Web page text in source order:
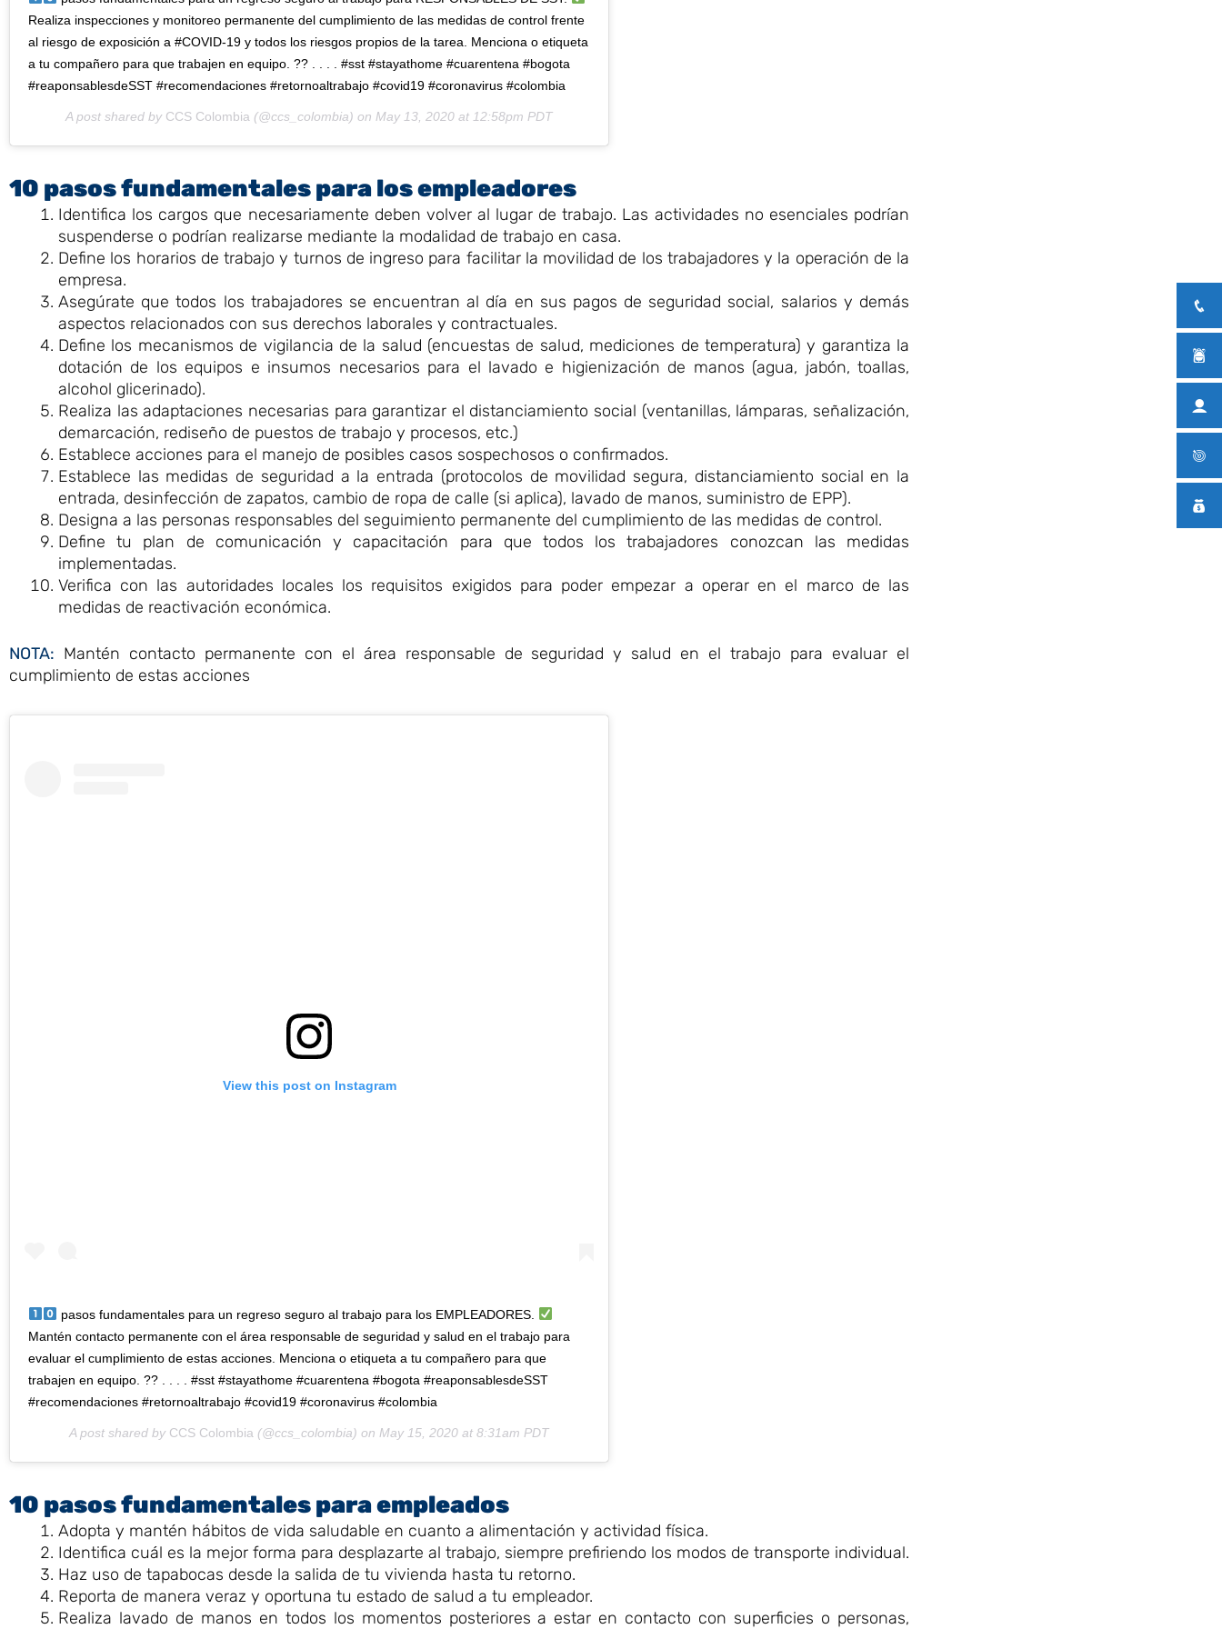
Realiza inspecciones y monitoreo permanente del cumplimiento de las medidas de control frente
al riesgo de exposición a #COVID-19 y todos los riesgos propios de la tarea. Menciona o etiqueta
a tu compañero para que trabajen en equipo. ?? . . . . #sst #stayathome #cuarentena #bogota
#reaponsablesdeSST #recomendaciones #retornoaltrabajo #covid19 #coronavirus #colombia
A post shared by CCS Colombia (@ccs_colombia) on May 13, 2020 at 12:58pm PDT
10 pasos fundamentales para los empleadores
Identifica los cargos que necesariamente deben volver al lugar de trabajo. Las actividades no esenciales podrían
suspenderse o podrían realizarse mediante la modalidad de trabajo en casa.
Define los horarios de trabajo y turnos de ingreso para facilitar la movilidad de los trabajadores y la operación de la
empresa.
Asegúrate que todos los trabajadores se encuentran al día en sus pagos de seguridad social, salarios y demás
aspectos relacionados con sus derechos laborales y contractuales.
Define los mecanismos de vigilancia de la salud (encuestas de salud, mediciones de temperatura) y garantiza la
dotación de los equipos e insumos necesarios para el lavado e higienización de manos (agua, jabón, toallas,
alcohol glicerinado).
Realiza las adaptaciones necesarias para garantizar el distanciamiento social (ventanillas, lámparas, señalización,
demarcación, rediseño de puestos de trabajo y procesos, etc.)
Establece acciones para el manejo de posibles casos sospechosos o confirmados.
Establece las medidas de seguridad a la entrada (protocolos de movilidad segura, distanciamiento social en la
entrada, desinfección de zapatos, cambio de ropa de calle (si aplica), lavado de manos, suministro de EPP).
Designa a las personas responsables del seguimiento permanente del cumplimiento de las medidas de control.
Define tu plan de comunicación y capacitación para que todos los trabajadores conozcan las medidas
implementadas.
Verifica con las autoridades locales los requisitos exigidos para poder empezar a operar en el marco de las
medidas de reactivación económica.
NOTA: Mantén contacto permanente con el área responsable de seguridad y salud en el trabajo para evaluar el
cumplimiento de estas acciones
View this post on Instagram
pasos fundamentales para un regreso seguro al trabajo para los EMPLEADORES.
Mantén contacto permanente con el área responsable de seguridad y salud en el trabajo para
evaluar el cumplimiento de estas acciones. Menciona o etiqueta a tu compañero para que
trabajen en equipo. ?? . . . . #sst #stayathome #cuarentena #bogota #reaponsablesdeSST
#recomendaciones #retornoaltrabajo #covid19 #coronavirus #colombia
A post shared by CCS Colombia (@ccs_colombia) on May 15, 2020 at 8:31am PDT
10 pasos fundamentales para empleados
Adopta y mantén hábitos de vida saludable en cuanto a alimentación y actividad física.
Identifica cuál es la mejor forma para desplazarte al trabajo, siempre prefiriendo los modos de transporte individual.
Haz uso de tapabocas desde la salida de tu vivienda hasta tu retorno.
Reporta de manera veraz y oportuna tu estado de salud a tu empleador.
Realiza lavado de manos en todos los momentos posteriores a estar en contacto con superficies o personas,